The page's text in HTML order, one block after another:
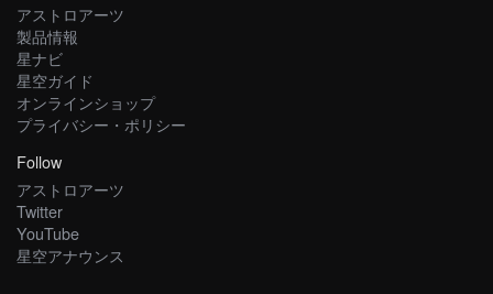
アストロアーツ
製品情報
星ナビ
星空ガイド
オンラインショップ
プライバシー・ポリシー
Follow
アストロアーツ
Twitter
YouTube
星空アナウンス